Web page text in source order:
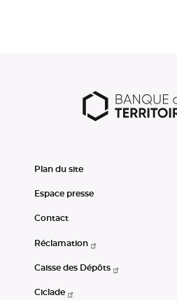
Plan du site
Espace presse
Contact
Réclamation
Caisse des Dépôts
Ciclade